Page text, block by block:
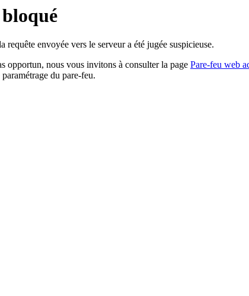
bloqué
envoyée vers le serveur a été jugée suspicieuse.
opportun, nous vous invitons à consulter la page Pare-feu web
du pare-feu.